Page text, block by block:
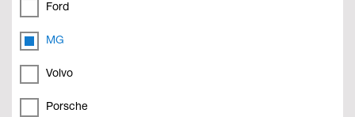
Ford
MG
Volvo
Porsche